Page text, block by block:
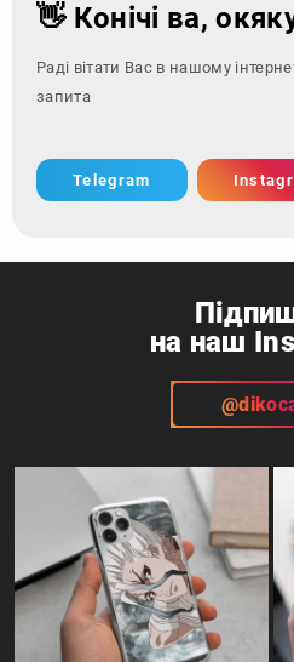
👋 Конічі ва,
Раді вітати Вас в нашому
запитання - зверн
Telegram
на наш